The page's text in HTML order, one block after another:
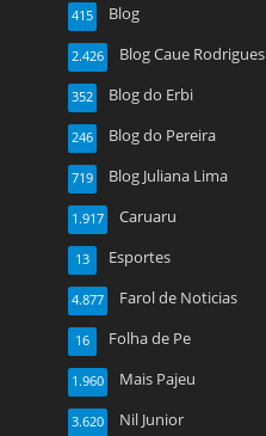
Blog
415
Blog Caue Rodrigues
2.426
Blog do Erbi
352
Blog do Pereira
246
Blog Juliana Lima
719
Caruaru
1.917
Esportes
13
Farol de Noticias
4.877
Folha de Pe
16
Mais Pajeu
1.960
Nil Junior
3.620